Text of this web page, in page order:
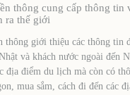
thông cung cấp thông tin
ra thế giới
giới thiệu các thông tin
và khách nước ngoài đến
địa điểm du lịch mà còn có
mua sắm, cách đi đến các